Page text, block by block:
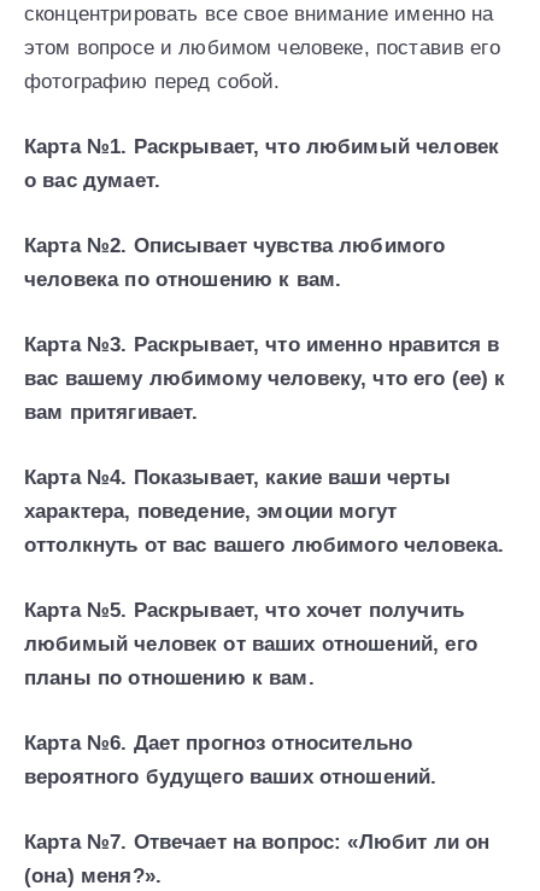
сконцентрировать все свое внимание именно на
этом вопросе и любимом человеке, поставив его
фотографию перед собой.
Карта №1. Раскрывает, что любимый человек
о вас думает.
Карта №2. Описывает чувства любимого
человека по отношению к вам.
Карта №3. Раскрывает, что именно нравится в
вас вашему любимому человеку, что его (ее) к
вам притягивает.
Карта №4. Показывает, какие ваши черты
характера, поведение, эмоции могут
оттолкнуть от вас вашего любимого человека.
Карта №5. Раскрывает, что хочет получить
любимый человек от ваших отношений, его
планы по отношению к вам.
Карта №6. Дает прогноз относительно
вероятного будущего ваших отношений.
Карта №7. Отвечает на вопрос: «Любит ли он
(она) меня?».